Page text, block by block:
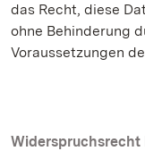
das Recht, diese
ohne Behinderung
Voraussetzungen
Widerspruchsrecht